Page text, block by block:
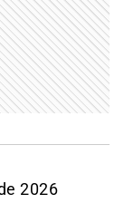
2026